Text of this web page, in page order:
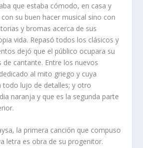
que estaba cómodo, en casa y
su buen hacer musical sino con
y bromas acerca de sus
vida. Repasó todos los clásicos y
dejó que el público ocupara su
de cantante. Entre los nuevos
al mito griego y cuya
todo lujo de detalles; y otro
naranja y que es la segunda parte
la primera canción que compuso
letra es obra de su progenitor.